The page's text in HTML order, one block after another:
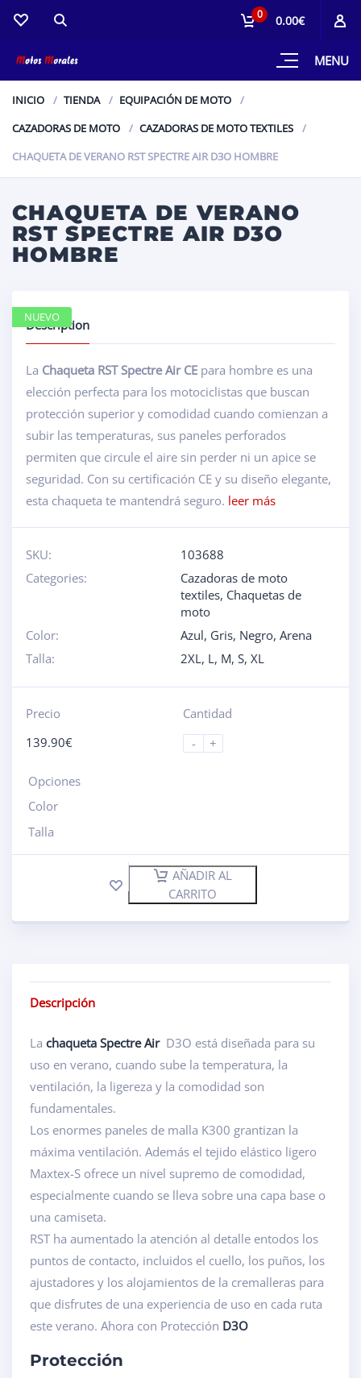
MENU
0 0.00€
INICIO TIENDA
EQUIPACIÓN DE MOTO
CAZADORAS DE MOTO
CAZADORAS DE MOTO TEXTILES
CHAQUETA DE VERANO RST SPECTRE AIR D3O HOMBRE
CHAQUETA DE VERANO
RST SPECTRE AIR D3O
HOMBRE
Description
La Chaqueta RST Spectre Air CEpara hombre es una
elección perfecta para los motociclistas que buscan
protección superior y comodidad cuando comienzan a
subir las temperaturas, sus paneles perforados
permiten que circule el aire sin perder ni un apice se
seguridad. Con su certificación CE y su diseño elegante,
esta chaqueta te mantendrá seguro. leer más
SKU:
103688
Categories:
Cazadoras de moto
textiles, Chaquetas de
moto
Color:
Azul, Gris, Negro, Arena
Talla:
2XL, L, M, S, XL
Precio
139.90€
Cantidad
-
+
Opciones
Color
Talla
AÑADIR AL
CARRITO
NUEVO
Descripción
La chaqueta Spectre AirD3O está diseñada para su
uso en verano, cuando sube la temperatura, la
ventilación, la ligereza y la comodidad son
fundamentales.
Los enormes paneles de malla K300 grantizan la
máxima ventilación. Además el tejido elástico ligero
Maxtex-S ofrece un nivel supremo de comodidad,
especialmente cuando se lleva sobre una capa base o
una camiseta.
RST ha aumentado la atención al detalle entodos los
puntos de contacto, incluidos el cuello, los puños, los
ajustadores y los alojamientos de la cremalleras para
que disfrutes de una experiencia de uso en cada ruta
este verano. Ahora con Protección D3O
Protección